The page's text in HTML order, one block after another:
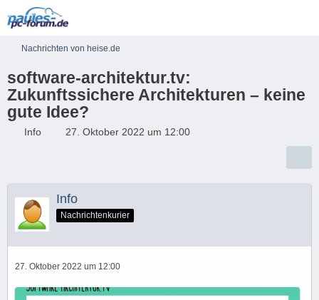
Nachrichten von heise.de
software-architektur.tv:
Zukunftssichere Architekturen – keine
gute Idee?
Info 27. Oktober 2022 um 12:00
Info
Nachrichtenkurier
27. Oktober 2022 um 12:00